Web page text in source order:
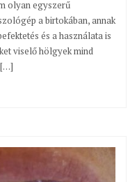
olyan egyszerű
a birtokában, annak
és a használata is
viselő hölgyek mind
[…]